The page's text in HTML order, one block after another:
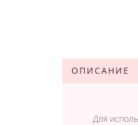
ОПИСАНИЕ
Для